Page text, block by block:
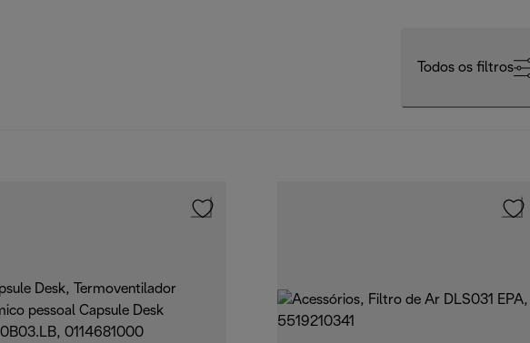
Todos os filtros